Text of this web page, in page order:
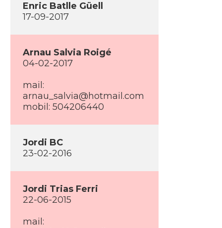
Enric Batlle Güell
17-09-2017
Arnau Salvia Roigé
04-02-2017
mail:
arnau_salvia@hotmail.com
mobil: 504206440
Jordi BC
23-02-2016
Jordi Trias Ferri
22-06-2015
mail: